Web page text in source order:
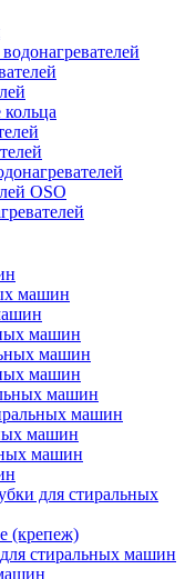
OSO
машин
машин
машин
машин
машин
машин
машин
машин
для стиральных
(крепеж)
стиральных машин